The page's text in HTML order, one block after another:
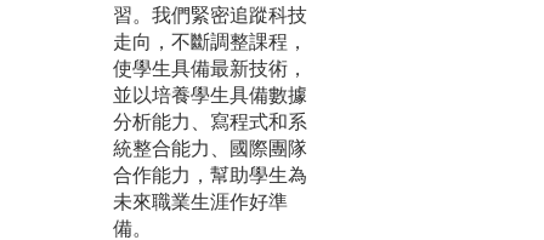
習。我們緊密追蹤科技
走向，不斷調整課程，
使學生具備最新技術，
並以培養學生具備數據
分析能力、寫程式和系
統整合能力、國際團隊
合作能力，幫助學生為
未來職業生涯作好準
備。